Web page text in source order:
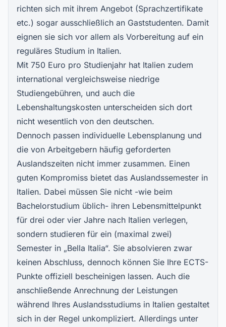
richten sich mit ihrem Angebot (Sprachzertifikate
etc.) sogar ausschließlich an Gaststudenten. Damit
eignen sie sich vor allem als Vorbereitung auf ein
reguläres Studium in Italien.
Mit 750 Euro pro Studienjahr hat Italien zudem
international vergleichsweise niedrige
Studiengebühren, und auch die
Lebenshaltungskosten unterscheiden sich dort
nicht wesentlich von den deutschen.
Dennoch passen individuelle Lebensplanung und
die von Arbeitgebern häufig geforderten
Auslandszeiten nicht immer zusammen. Einen
guten Kompromiss bietet das Auslandssemester in
Italien. Dabei müssen Sie nicht -wie beim
Bachelorstudium üblich- ihren Lebensmittelpunkt
für drei oder vier Jahre nach Italien verlegen,
sondern studieren für ein (maximal zwei)
Semester in „Bella Italia“. Sie absolvieren zwar
keinen Abschluss, dennoch können Sie Ihre ECTS-
Punkte offiziell bescheinigen lassen. Auch die
anschließende Anrechnung der Leistungen
während Ihres Auslandsstudiums in Italien gestaltet
sich in der Regel unkompliziert. Allerdings unter